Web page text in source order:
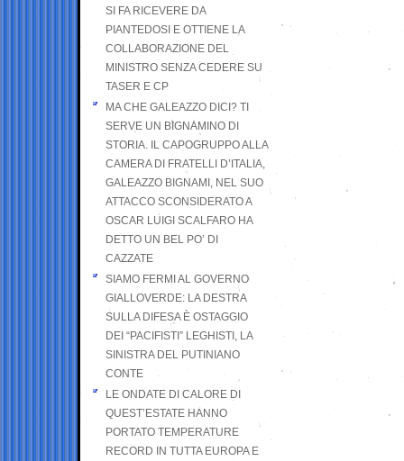
SI FA RICEVERE DA
PIANTEDOSI E OTTIENE LA
COLLABORAZIONE DEL
MINISTRO SENZA CEDERE SU
TASER E CP
MA CHE GALEAZZO DICI? TI
SERVE UN BIGNAMINO DI
STORIA. IL CAPOGRUPPO ALLA
CAMERA DI FRATELLI D’ITALIA,
GALEAZZO BIGNAMI, NEL SUO
ATTACCO SCONSIDERATO A
OSCAR LUIGI SCALFARO HA
DETTO UN BEL PO’ DI
CAZZATE
SIAMO FERMI AL GOVERNO
GIALLOVERDE: LA DESTRA
SULLA DIFESA È OSTAGGIO
DEI “PACIFISTI” LEGHISTI, LA
SINISTRA DEL PUTINIANO
CONTE
LE ONDATE DI CALORE DI
QUEST’ESTATE HANNO
PORTATO TEMPERATURE
RECORD IN TUTTA EUROPA E